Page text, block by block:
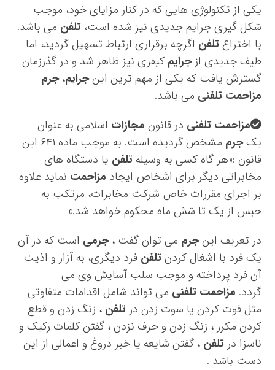
یکی از تکنولوژی هایی که در کنار مزایای خود، موجب
شکل گیری جرایم جدیدی نیز شده است،تلفن می باشد.
با اختراعتلفن اگرچه برقراری ارتباط تسهیل گردید، اما
طیف جدیدی ازجرایمکیفری نیز ظاهر شد و در گذرزمان
گسترش یافت که یکی از مهم ترین اینجرایم،جرم
مزاحمت تلفنی می باشد.
مزاحمت تلفنی در قانون مجازات اسلامی به عنوان
یکجرم
مشخص گردیده است. به موجب ماده ۶۴۱ این
قانون :«هر گاه کسی به وسیلهتلفن یا دستگاه های
مخابراتی دیگر برای اشخاص ایجاد مزاحمت نماید علاوه
بر اجرای مقررات خاص شرکت ‌مخابرات، مرتکب به
حبس از یک تا شش ماه محکوم خواهد شد.»
در تعریف اینجرم می توان گفت ،جرمی است که در آن
یک فرد با اشغال کردنتلفنفرد دیگری، به آزار و اذیت
آن فرد پرداخته و موجب سلب آسایش وی می
گردد. مزاحمت تلفنی می تواند شامل اقدامات متفاوتی
مثل فوت کردن یا سوت زدن درتلفن، زنگ زدن و قطع
کردن مکرر ، زنگ زدن و حرف نزدن ، گفتن کلمات رکیک و
ناسزا درتلفن، گفتن شایعه یا خبر دروغ و اعمالی از این
دست باشد .